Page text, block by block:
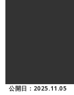
公開日：2025.11.05